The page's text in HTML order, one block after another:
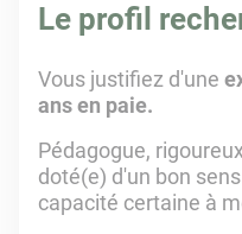
Le profil
Vous justifiez d'une
ans en paie.
Pédagogue,
doté(e) d'un bon
capacité certaine à